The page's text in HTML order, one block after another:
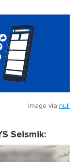
Image via null
Seismik: